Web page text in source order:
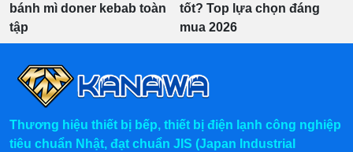
bánh mì doner kebab toàn
tập
tốt? Top lựa chọn đáng
mua 2026
Thương hiệu thiết bị bếp, thiết bị điện lạnh công nghiệp
tiêu chuẩn Nhật, đạt chuẩn JIS (Japan Industrial